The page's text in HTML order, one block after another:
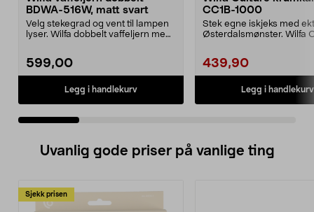
BDWA-516W, matt svart
Velg stekegrad og vent til lampen
lyser. Wilfa dobbelt vaffeljern med
599,00
Legg i handlekurv
CC1B-1000
Stek egne iskjeks med
Østerdalsmønster. Wilfa
439,90
Legg i handlekurv
Uvanlig gode priser på vanlige ting
Sjekk prisen